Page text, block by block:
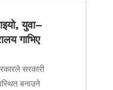
युवा–
गाभिए
सरकारी
बनाउने